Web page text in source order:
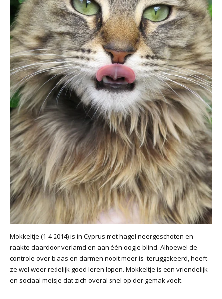
Mokkeltje (1-4-2014) is in Cyprus met hagel neergeschoten en
raakte daardoor verlamd en aan één oogje blind. Alhoewel de
controle over blaas en darmen nooit meer is teruggekeerd, heeft
ze wel weer redelijk goed leren lopen. Mokkeltje is een vriendelijk
en sociaal meisje dat zich overal snel op der gemak voelt.